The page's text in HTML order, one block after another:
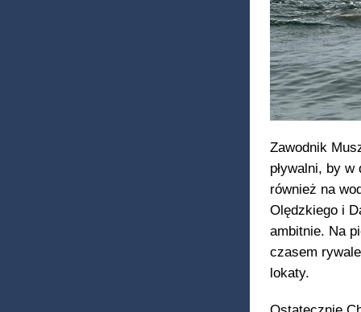
Zawodnik
pływalni, by
również na
Olędzkiego i
ambitnie. Na
czasem
lokaty.